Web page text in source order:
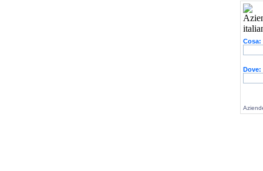
Cosa:
Dove: